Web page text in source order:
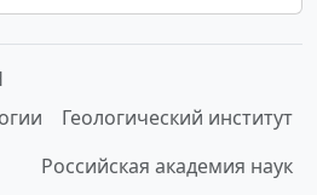
Геологический институт
Российская академия наук